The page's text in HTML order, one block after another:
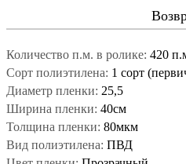
Количество п.м. в ролике: 420
Сорт полиэтилена: 1 сорт
Диаметр пленки: 25,5
Ширина пленки: 40см
Толщина пленки: 80мкм
Вид полиэтилена: ПВД